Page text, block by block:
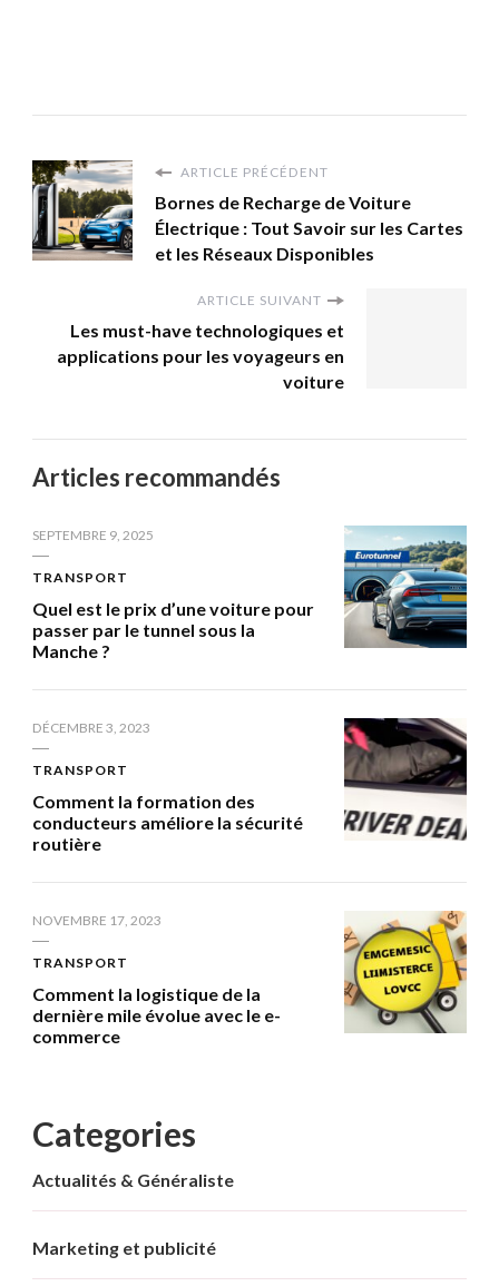
ARTICLE PRÉCÉDENT
Bornes de Recharge de Voiture
Électrique : Tout Savoir sur les Cartes
et les Réseaux Disponibles
ARTICLE SUIVANT
Les must-have technologiques et
applications pour les voyageurs en
voiture
Articles recommandés
SEPTEMBRE 9, 2025
TRANSPORT
Quel est le prix d’une voiture pour
passer par le tunnel sous la
Manche ?
DÉCEMBRE 3, 2023
TRANSPORT
Comment la formation des
conducteurs améliore la sécurité
routière
NOVEMBRE 17, 2023
TRANSPORT
Comment la logistique de la
dernière mile évolue avec le e-
commerce
Categories
Actualités & Généraliste
Marketing et publicité